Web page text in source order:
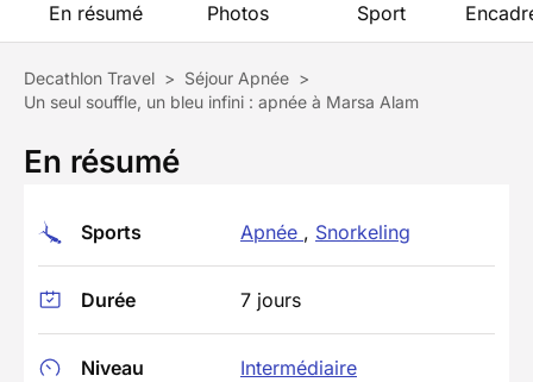
En résumé Photos Sport
Decathlon Travel > Séjour Apnée >
Un seul souffle, un bleu infini : apnée à Marsa Alam
En résumé
Sports Apnée , Snorkeling
Durée 7 jours
Niveau Intermédiaire